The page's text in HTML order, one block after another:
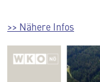
>> Nähere Infos